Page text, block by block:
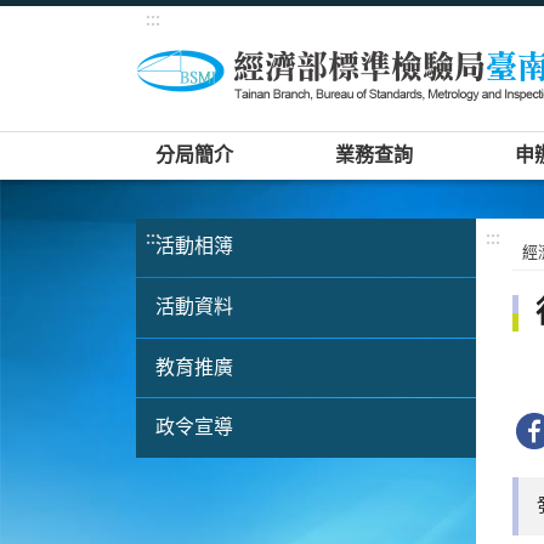
:::
分局簡介 業務查詢 申
:::活動相簿
活動資料
教育推廣
政令宣導
:::
經